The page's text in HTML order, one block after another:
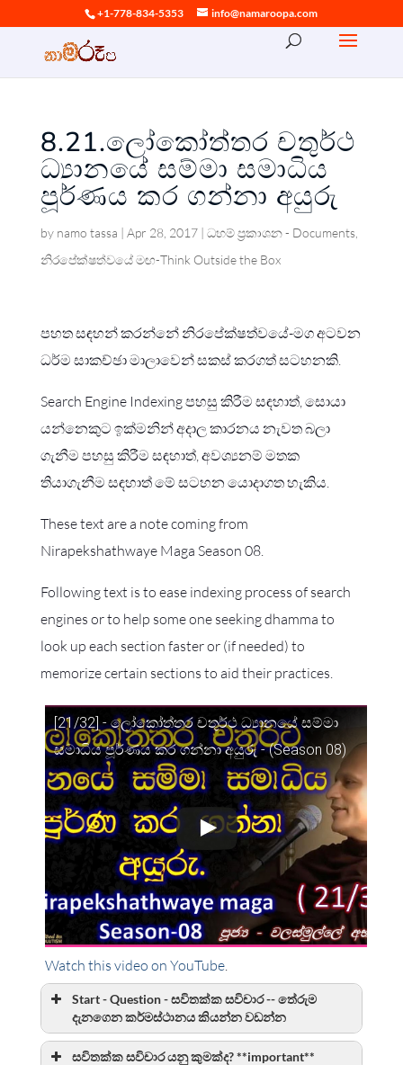
+1-778-834-5353 info@namaroopa.com
8.21.ලෝකෝත්තර චතුර්ථ
ධ්‍යානයේ සම්මා සමාධිය
පූර්ණය කර ගන්නා අයුරු
by namo tassa | Apr 28, 2017| ධහම් ප්‍රකාශන - Documents,
නිරපේක්ෂත්වයේ මඟ-Think Outside the Box
පහත සඳහන් කරන්නේ නිරපේක්ෂත්වයේ-මග අටවන
ධර්ම සාකච්ඡා මාලාවෙන් සකස් කරගත් සටහනකි.
Search Engine Indexing පහසු කිරීම සඳහාත්, සොයා
යන්නෙකුට ඉක්මනින් අදාල කාරනය නැවත බලා
ගැනීම පහසු කිරීම සඳහාත්, අවශ්‍යනම් මතක
තියාගැනීම සඳහාත් මේ සටහන යොදාගත හැකිය.
These text are a note coming from
Nirapekshathwaye Maga Season 08.
Following text is to ease indexing process of search
engines or to help some one seeking dhamma to
look up each section faster or (if needed) to
memorize certain sections to aid their practices.
[21/32] - ලෝකෝත්තර චතුර්ථ ධ්‍යානයේ සම්මා
සමාධිය පූර්ණය කර ගන්නා අයුරු - (Season 08)
Watch this video on YouTube.
Start - Question - සවිතක්ක සවිචාර -- තේරුම
දැනගෙන කර්මස්ථානය කියන්න වඩන්න
සවිතක්ක සවිචාර යනු කුමක්ද? **important**